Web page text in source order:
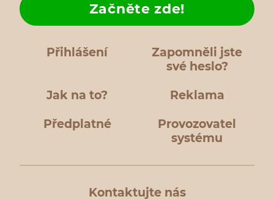
Přihlášení
Zapomněli jste
své heslo?
Jak na to?
Začněte zde!
Reklama
Předplatné
Provozovatel
systému
Kontaktujte nás